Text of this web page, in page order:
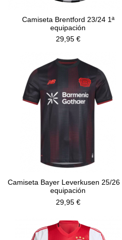
Camiseta Brentford 23/24 1ª
equipación
29,95 €
Camiseta Bayer Leverkusen 25/26
equipación
29,95 €